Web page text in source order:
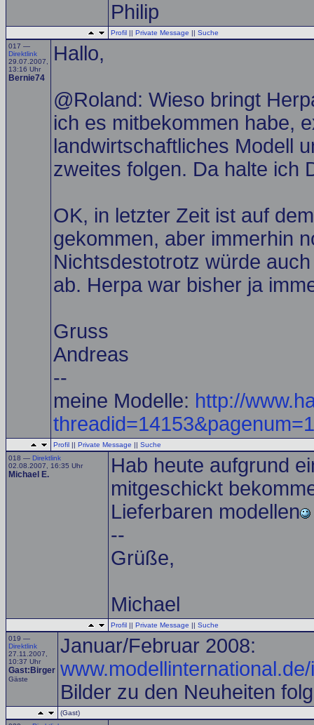
Philip
Profil || Private Message || Suche
017 —
Direktlink
29.07.2007,
13:16 Uhr
Bernie74
Hallo,
@Roland: Wieso bringt
ich es mitbekommen habe,
landwirtschaftliches Modell
zweites folgen. Da halte ich
OK, in letzter Zeit ist auf
gekommen, aber immerhin
Nichtsdestotrotz würde
ab. Herpa war bisher ja
Gruss
Andreas
--
meine Modelle: http://
Profil || Private Message || Suche
018 — Direktlink
02.08.2007, 16:35 Uhr
Michael E.
Hab heute aufgrund
mitgeschickt
Lieferbaren modellen
--
Grüße,
Michael
Profil || Private Message || Suche
019 —
Direktlink
27.11.2007,
10:37 Uhr
Gast:Birger
Gäste
Januar/Februar 2008:
Bilder zu den Neuheiten
(Gast)